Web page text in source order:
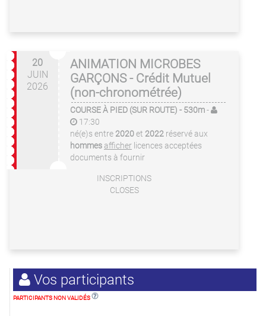
20
JUIN
2026
ANIMATION MICROBES
GARÇONS - Crédit Mutuel
(non-chronométrée)
COURSE À PIED (SUR ROUTE) - 530m-
17:30
né(e)s entre 2020et 2022 réservé aux
hommesafficher licences acceptées
documents à fournir
INSCRIPTIONS
CLOSES
Vos participants
PARTICIPANTS NON VALIDÉS